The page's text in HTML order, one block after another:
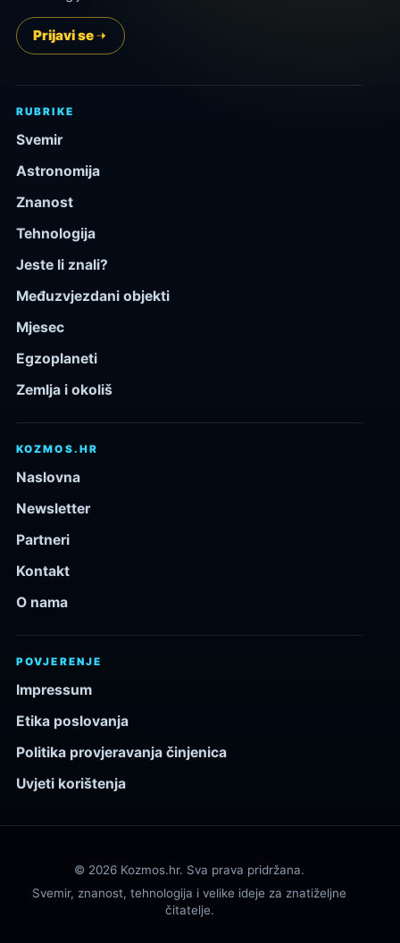
Prijavi se
RUBRIKE
Svemir
Astronomija
Znanost
Tehnologija
Jeste li znali?
Međuzvjezdani objekti
Mjesec
Egzoplaneti
Zemlja i okoliš
KOZMOS.HR
Naslovna
Newsletter
Partneri
Kontakt
O nama
POVJERENJE
Impressum
Etika poslovanja
Politika provjeravanja činjenica
Uvjeti korištenja
© 2026 Kozmos.hr. Sva prava pridržana.
Svemir, znanost, tehnologija i velike ideje za znatiželjne
čitatelje.